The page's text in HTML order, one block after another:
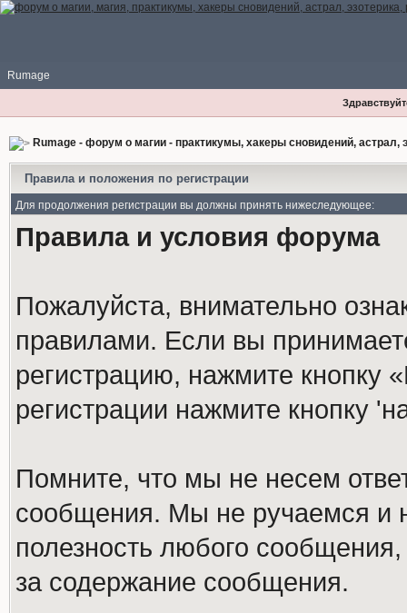
Rumage
Rumage - форум о магии - практикумы, хакеры сновидений, астрал,
Правила и положения по регистрации
Для продолжения регистрации вы должны принять нижеследующее:
Правила и условия форума
Пожалуйста, внимательно
правилами. Если вы
регистрацию, нажмите кнопку
регистрации нажмите кнопку
Помните, что мы не несем
сообщения. Мы не ручаемся и
полезность любого
за содержание сообщения.